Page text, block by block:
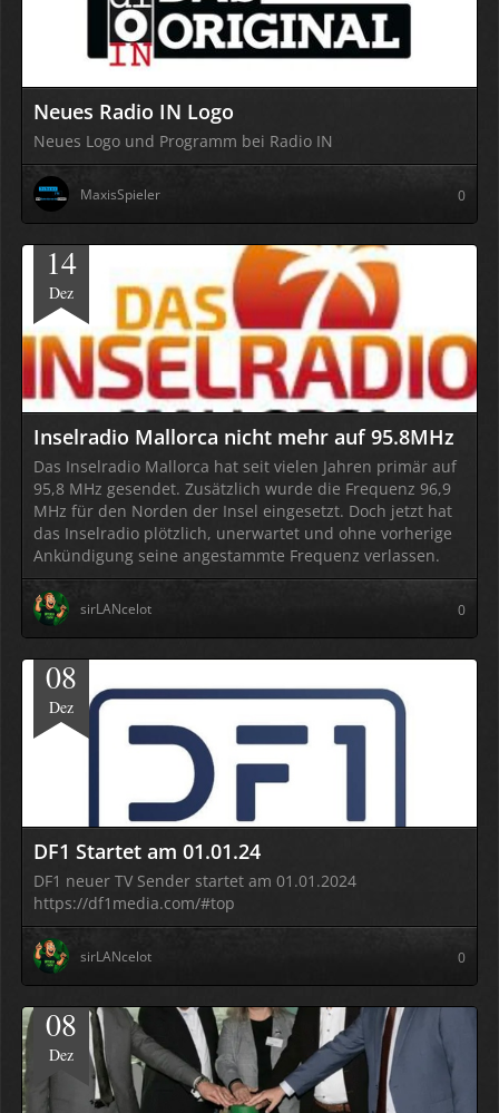
Neues Radio IN Logo
Neues Logo und Programm bei Radio IN
MaxisSpieler 0
14
Dez
Inselradio Mallorca nicht mehr auf 95.8MHz
Das Inselradio Mallorca hat seit vielen Jahren primär auf
95,8 MHz gesendet. Zusätzlich wurde die Frequenz 96,9
MHz für den Norden der Insel eingesetzt. Doch jetzt hat
das Inselradio plötzlich, unerwartet und ohne vorherige
Ankündigung seine angestammte Frequenz verlassen.
sirLANcelot 0
08
Dez
DF1 Startet am 01.01.24
DF1 neuer TV Sender startet am 01.01.2024
https://df1media.com/#top
sirLANcelot 0
08
Dez